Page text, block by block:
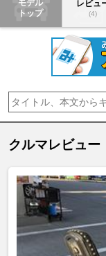
モデル
トップ
レビュ
(4)
クルマレビュー